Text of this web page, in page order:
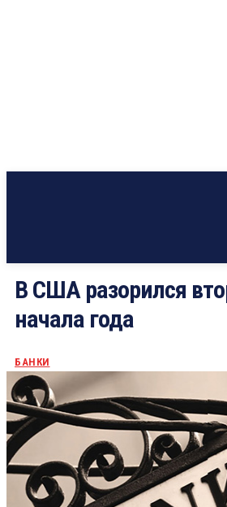
В США разорился
начала года
БАНКИ